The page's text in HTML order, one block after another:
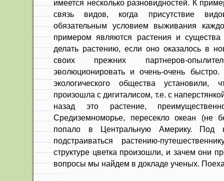
имеется несколько разновидностей. К
связь видов, когда присутствие
обязательным условием выживания
примером являются растения и
делать растению, если оно оказалось в
своих прежних партнеров-
эволюционировать и очень-очень
экологического общества установили,
произошла с дигиталисом, т.е. с
назад это растение,
Средиземноморье, пересекло океан (не
попало в Центральную Америку. Под
подстраиваться растению-
структуре цветка произошли, и зачем они
вопросы мы найдем в докладе ученых.